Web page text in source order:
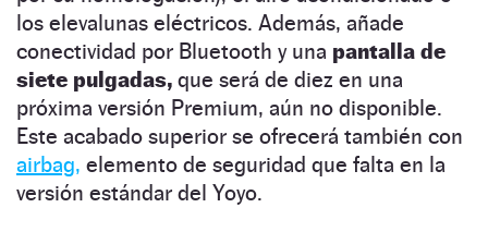
los elevalunas eléctricos. Además, añade
conectividad por Bluetooth y una pantalla de
siete pulgadas, que será de diez en una
próxima versión Premium, aún no disponible.
Este acabado superior se ofrecerá también con
airbag, elemento de seguridad que falta en la
versión estándar del Yoyo.